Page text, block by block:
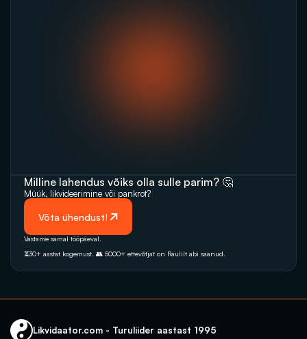
Milline lahendus võiks olla sulle parim? 🤔
Müük, likvideerimine‬‭ või pankrot?
Võta ühendust!
Vastame samal tööpäeval.
⏳30+ aastat kogemust. 👥 5000+‭ ettevõtjat on Raulilt abi saanud.‬
Likvidaator.com - Turuliider aastast 1995